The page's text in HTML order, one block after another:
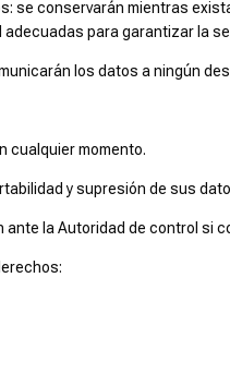
se conservarán mientras
para garantizar la
los datos a ningún
cualquier momento.
y supresión de sus
la Autoridad de control si